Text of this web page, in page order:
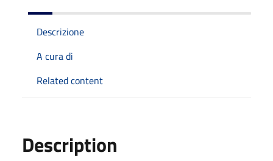
Descrizione
A cura di
Related content
Description